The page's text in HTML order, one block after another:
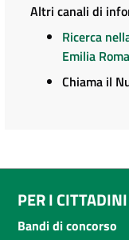
Altri canali di
Ricerca
Emilia
Chiama il
PER I CITTADINI
Bandi di concorso